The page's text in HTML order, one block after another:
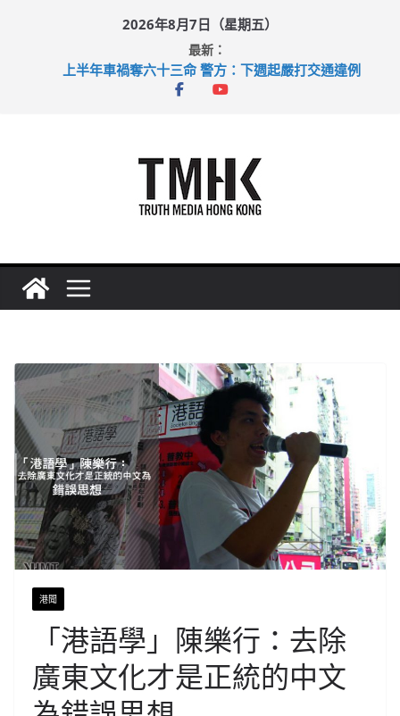
2026年8月7日（星期五）
最新：
上半年車禍奪六十三命 警方：下週起嚴打交通違例
性罪行修例獲九成支持 鄧炳強：爭取今屆任期內完成立法
港聞
「港語學」陳樂行：去除
廣東文化才是正統的中文